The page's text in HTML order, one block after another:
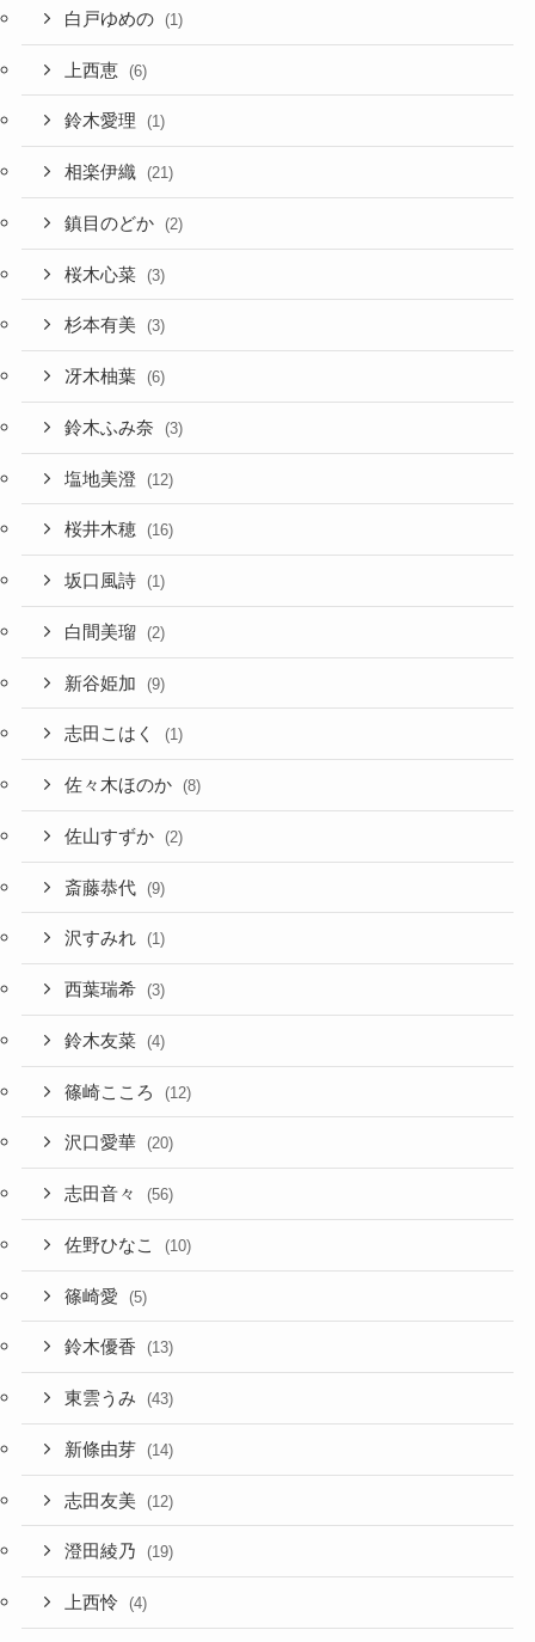
白戸ゆめの (1)
上西恵 (6)
鈴木愛理 (1)
相楽伊織 (21)
鎮目のどか (2)
桜木心菜 (3)
杉本有美 (3)
冴木柚葉 (6)
鈴木ふみ奈 (3)
塩地美澄 (12)
桜井木穂 (16)
坂口風詩 (1)
白間美瑠 (2)
新谷姫加 (9)
志田こはく (1)
佐々木ほのか (8)
佐山すずか (2)
斎藤恭代 (9)
沢すみれ (1)
西葉瑞希 (3)
鈴木友菜 (4)
篠崎こころ (12)
沢口愛華 (20)
志田音々 (56)
佐野ひなこ (10)
篠崎愛 (5)
鈴木優香 (13)
東雲うみ (43)
新條由芽 (14)
志田友美 (12)
澄田綾乃 (19)
上西怜 (4)